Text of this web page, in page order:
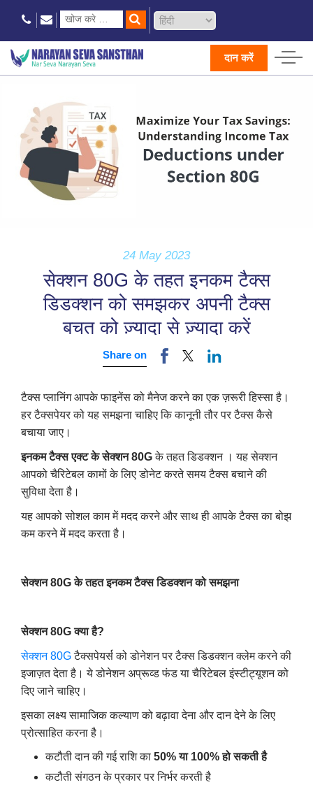
दान करें
24 May 2023
सेक्शन 80G के तहत इनकम टैक्स
डिडक्शन को समझकर अपनी टैक्स
बचत को ज़्यादा से ज़्यादा करें
Share on
टैक्स प्लानिंग आपके फाइनेंस को मैनेज करने का एक ज़रूरी हिस्सा है।
हर टैक्सपेयर को यह समझना चाहिए कि कानूनी तौर पर टैक्स कैसे
बचाया जाए।
इनकम टैक्स एक्ट के सेक्शन80Gके तहत डिडक्शन । यह सेक्शन
आपको चैरिटेबल कामों के लिए डोनेट करते समय टैक्स बचाने की
सुविधा देता है।
यह आपको सोशल काम में मदद करने और साथ ही आपके टैक्स का बोझ
कम करने में मदद करता है।
सेक्शन80Gके तहत इनकम टैक्स डिडक्शन को समझना
सेक्शन80Gक्या है?
सेक्शन 80Gटैक्सपेयर्स को डोनेशन पर टैक्स डिडक्शन क्लेम करने की
इजाज़त देता है। ये डोनेशन अप्रूव्ड फंड या चैरिटेबल इंस्टीट्यूशन को
दिए जाने चाहिए।
इसका लक्ष्य सामाजिक कल्याण को बढ़ावा देना और दान देने के लिए
प्रोत्साहित करना है।
कटौती दान की गई राशि का 50%या 100%हो सकती है
कटौती संगठन के प्रकार पर निर्भर करती है